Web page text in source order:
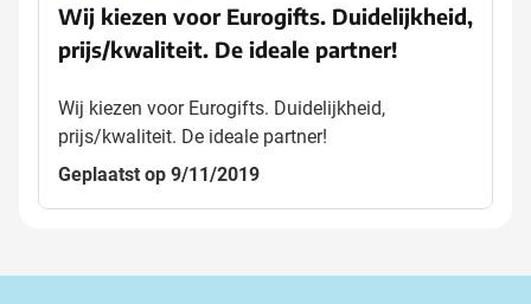
Wij kiezen voor Eurogifts. Duidelijkheid,
prijs/kwaliteit. De ideale partner!
Wij kiezen voor Eurogifts. Duidelijkheid,
prijs/kwaliteit. De ideale partner!
Geplaatst op 9/11/2019